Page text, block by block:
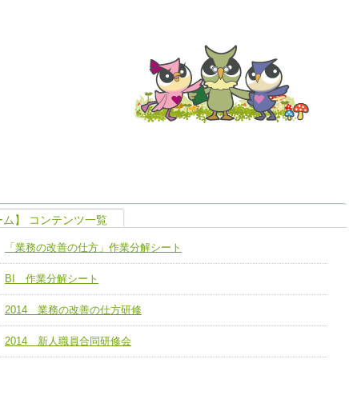
ユニット４ 専門能力拡大・向上
各職種のスキルを拡大・向上させ、新たな可能性を広げる
人材養成のためのマネジメントおよび効果的な指導ができる
チーム14【苦情・クレーム・暴力対応支援チーム】
チーム15【人材養成エキスパートチーム】
】 コンテンツ一覧
「業務の改善の仕方」作業分解シート
BI 作業分解シート
2014 業務の改善の仕方研修
2014 新人職員合同研修会